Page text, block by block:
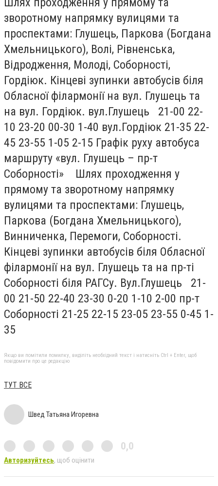
зворотному напрямку вулицями та
проспектами: Глушець, Паркова (Богдана
Хмельницького), Волі, Рівненська,
Відродження, Молоді, Соборності,
Гордіюк. Кінцеві зупинки автобусів біля
Обласної філармонії на вул. Глушець та
на вул. Гордіюк. вул.Глушець 21-00 22-
10 23-20 00-30 1-40 вул.Гордіюк 21-35 22-
45 23-55 1-05 2-15 Графік руху автобуса
маршруту «вул. Глушець – пр-т
Соборності» Шлях проходження у
прямому та зворотному напрямку
вулицями та проспектами: Глушець,
Паркова (Богдана Хмельницького),
Винниченка, Перемоги, Соборності.
Кінцеві зупинки автобусів біля Обласної
філармонії на вул. Глушець та на пр-ті
Соборності біля РАГСу. Вул.Глушець 21-
00 21-50 22-40 23-30 0-20 1-10 2-00 пр-т
Соборності 21-25 22-15 23-05 23-55 0-45 1-
35
Якщо ви помітили помилку, виділіть необхідний текст і натисніть Ctrl + Enter, щоб
повідомити про це редакцію
ТУТ ВСЕ
Швед Татьяна Игоревна
0,0
Авторизуйтесь, щоб оцінити